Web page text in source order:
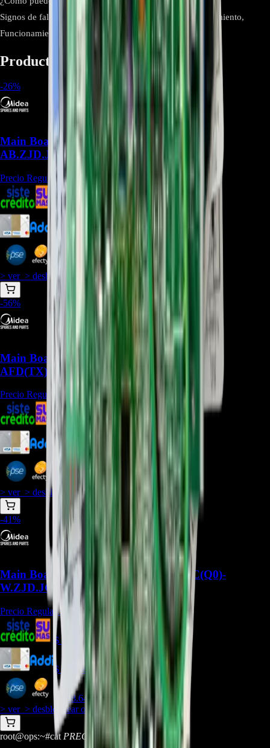
Signos de fallo incluyen: Falta de respuesta, Sobrecalentamiento,
Funcionamiento Errático y Luces Parpadeantes
Productos relacionados
-26%
Main Board US1-KF26G/BP2N1Y-
AB.ZJD.JGN.WXNK.NK2.1 - REP-1178
Precio Regular: $ 280.988
238.119
208.354
> ver_ > desbloquear oferta_
-56%
Main Board SA-KF70G/N1Y-
AFD(TX).JD.GN.WXNK.NK2.1 - REP-1164
Precio Regular: 473.011
$ 238.119
$ 218.276
208.354
> ver_ > desbloquear oferta_
-41%
Main Board US1-KF51G/BP3N1Y-ABC(Q0)-
W.ZJD.JGN.WXNK.NK2.1 - REP-855
Precio Regular: 435.000
$ 295.596
$ 270.963
258.647
> ver_ > desbloquear oferta_
root@ops:~#cat PREGUNTAS
_